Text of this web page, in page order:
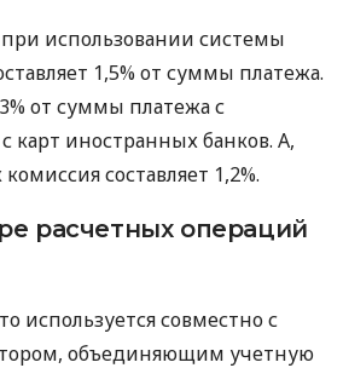
использовании системы
1,5% от суммы платежа.
от суммы платежа с
карт иностранных банков. А,
составляет 1,2%.
расчетных операций
используется совместно с
объединяющим учетную